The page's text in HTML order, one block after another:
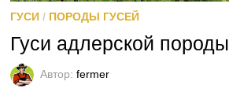
ГУСИ/ ПОРОДЫ ГУСЕЙ
Гуси адлерской породы
Автор: fermer